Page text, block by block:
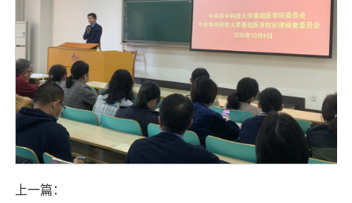
上一篇：